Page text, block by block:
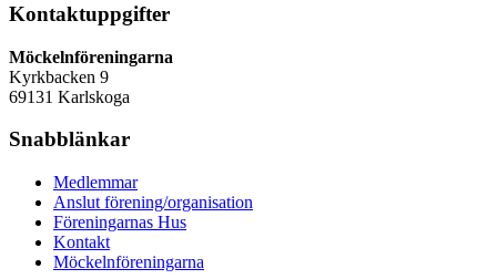
Kontaktuppgifter
Möckelnföreningarna
Kyrkbacken 9
69131 Karlskoga
Snabblänkar
Medlemmar
Anslut förening/organisation
Föreningarnas Hus
Kontakt
Möckelnföreningarna